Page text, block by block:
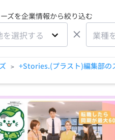
ズを企業情報から絞り込む
を選択する × 業種
> +Stories.(プラスト)編集部の